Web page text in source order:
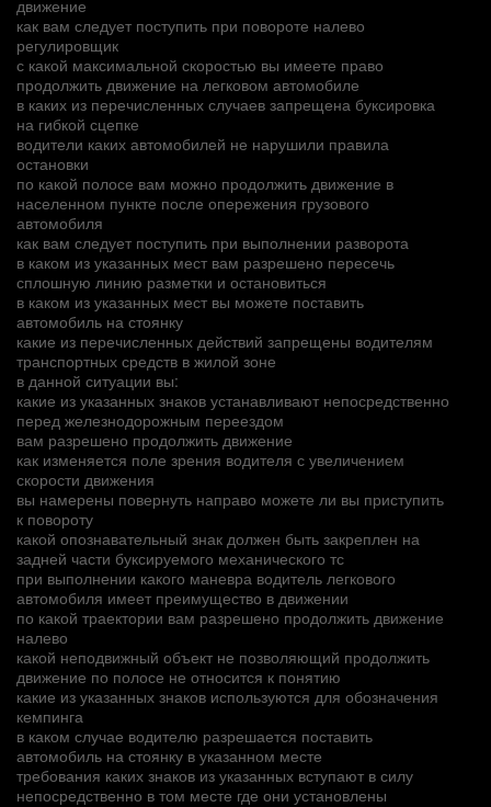
движение
как вам следует поступить при повороте налево
регулировщик
с какой максимальной скоростью вы имеете право
продолжить движение на легковом автомобиле
в каких из перечисленных случаев запрещена буксировка
на гибкой сцепке
водители каких автомобилей не нарушили правила
остановки
по какой полосе вам можно продолжить движение в
населенном пункте после опережения грузового
автомобиля
как вам следует поступить при выполнении разворота
в каком из указанных мест вам разрешено пересечь
сплошную линию разметки и остановиться
в каком из указанных мест вы можете поставить
автомобиль на стоянку
какие из перечисленных действий запрещены водителям
транспортных средств в жилой зоне
в данной ситуации вы:
какие из указанных знаков устанавливают непосредственно
перед железнодорожным переездом
вам разрешено продолжить движение
как изменяется поле зрения водителя с увеличением
скорости движения
вы намерены повернуть направо можете ли вы приступить
к повороту
какой опознавательный знак должен быть закреплен на
задней части буксируемого механического тс
при выполнении какого маневра водитель легкового
автомобиля имеет преимущество в движении
по какой траектории вам разрешено продолжить движение
налево
какой неподвижный объект не позволяющий продолжить
движение по полосе не относится к понятию
какие из указанных знаков используются для обозначения
кемпинга
в каком случае водителю разрешается поставить
автомобиль на стоянку в указанном месте
требования каких знаков из указанных вступают в силу
непосредственно в том месте где они установлены